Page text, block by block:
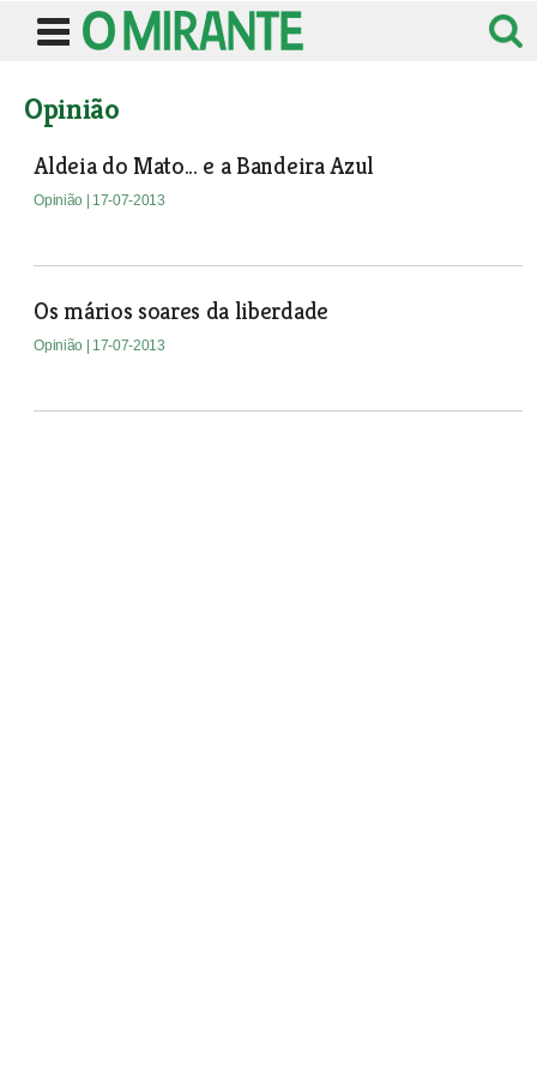
Opinião
Aldeia do Mato... e a Bandeira Azul
Opinião | 17-07-2013
Os mários soares da liberdade
Opinião | 17-07-2013